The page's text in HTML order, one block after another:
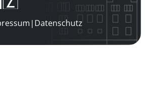
| Datenschutz